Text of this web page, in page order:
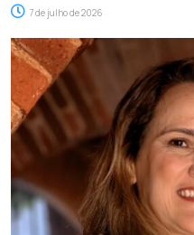
7 de julho de 2026